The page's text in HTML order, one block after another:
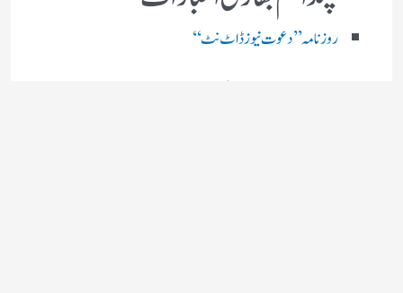
روز نامہ ’’ دعوت نیوز ڈاٹ نٹ‘‘
روزنامہ ’’ منصف‘‘ حیدر آباد